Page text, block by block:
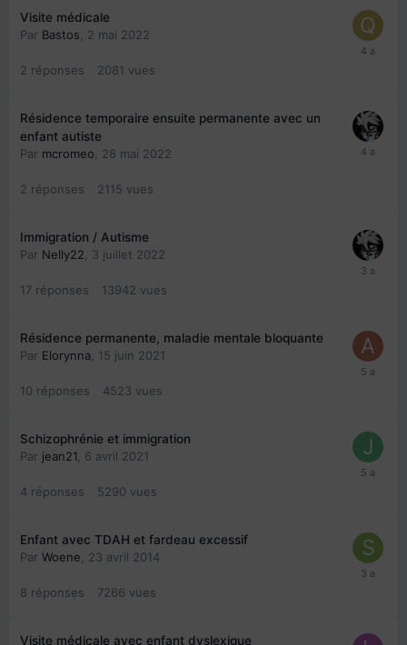
Visite médicale
Par Bastos 2 mai 2022
2 réponses 2081 vues
Résidence temporaire ensuite permanente avec un
enfant autiste
Par mcromeo 28 mai 2022
2 réponses 2115 vues
Immigration / Autisme
Par Nelly22 3 juillet 2022
17 réponses 13942 vues
Résidence permanente, maladie mentale bloquante
Par Elorynna 15 juin 2021
10 réponses 4523 vues
Schizophrénie et immigration
Par jean21 6 avril 2021
4 réponses 5290 vues
Enfant avec TDAH et fardeau excessif
Par Woene 23 avril 2014
8 réponses 7266 vues
Visite médicale avec enfant dyslexique